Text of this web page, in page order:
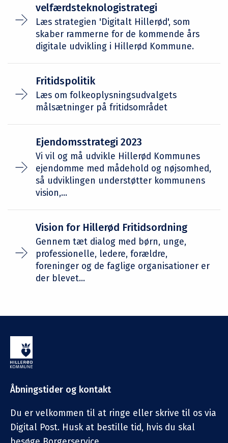
velfærdsteknologistrategi
Læs strategien 'Digitalt Hillerød', som
skaber rammerne for de kommende års
digitale udvikling i Hillerød Kommune.
Fritidspolitik
Læs om folkeoplysningsudvalgets
målsætninger på fritidsområdet
Ejendomsstrategi 2023
Vi vil og må udvikle Hillerød Kommunes
ejendomme med mådehold og nøjsomhed,
så udviklingen understøtter kommunens
vision,...
Vision for Hillerød Fritidsordning
Gennem tæt dialog med børn, unge,
professionelle, ledere, forældre,
foreninger og de faglige organisationer er
der blevet...
Åbningstider og kontakt
Du er velkommen til at ringe eller skrive til os via
Digital Post. Husk at bestille tid, hvis du skal